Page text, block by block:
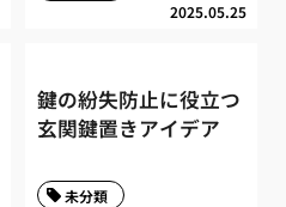
2025.05.25
鍵の紛失防止に役立つ
玄関鍵置きアイデア
未分類